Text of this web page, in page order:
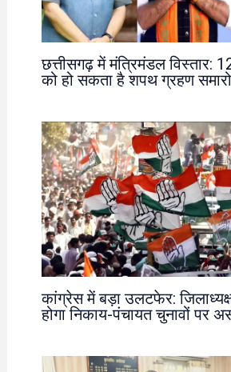
छत्तीसगढ़ में मंत्रिमंडल विस्तार:
को हो सकता है शपथ ग्रहण
कांग्रेस में बड़ा उलटफेर:
होगा निकाय-पंचायत चुनावों पर